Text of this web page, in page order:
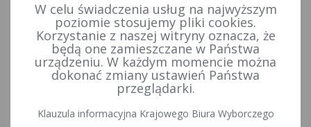
Informacje prasowe
Wręczenie uchwały w sprawie stwierdzenia wyniku wyborów
W celu świadczenia usług na najwyższym
poziomie stosujemy pliki cookies.
Korzystanie z naszej witryny oznacza, że
będą one zamieszczane w Państwa
urządzeniu. W każdym momencie można
dokonać zmiany ustawień Państwa
przeglądarki.
Klauzula informacyjna Krajowego Biura Wyborczego